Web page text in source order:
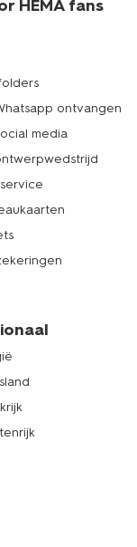
HEMA fans
ontvangen
media